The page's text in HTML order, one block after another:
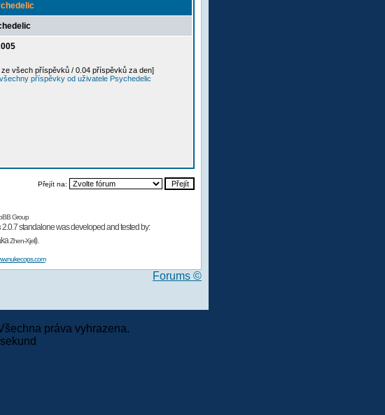
ze všech příspěvků / 0.04 příspěvků za den]
příspěvky od uživatele Psychedelic
Přejít na:
Group
2.0.7 standalone was developed and tested by:
Zhen-Xjell).
Forums ©
práva vyhrazena.